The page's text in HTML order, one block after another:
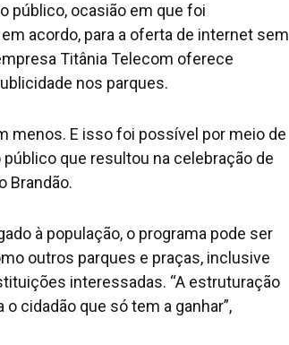
público, ocasião em que foi
acordo, para a oferta de internet sem
Titânia Telecom oferece
nos parques.
menos. E isso foi possível por meio de
que resultou na celebração de
Brandão.
à população, o programa pode ser
outros parques e praças, inclusive
interessadas. “A estruturação
cidadão que só tem a ganhar”,